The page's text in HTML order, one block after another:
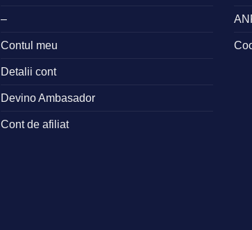
–
Contul meu
Detalii cont
Devino Ambasador
Cont de afiliat